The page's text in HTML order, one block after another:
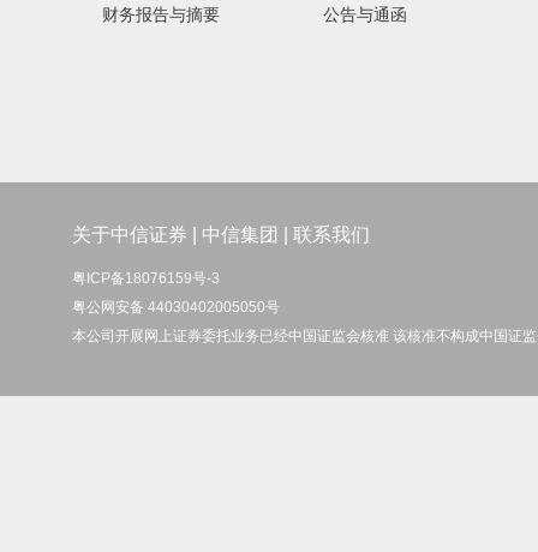
财务报告与摘要
公告与通函
关于中信证券 中信集团 联系我们
粤ICP备18076159号-3
粤公网安备 44030402005050号
本公司开展网上证券委托业务已经中国证监会核准 该核准不构成中国证